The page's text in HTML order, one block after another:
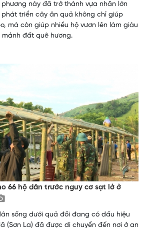
này đã trở thành vựa nhãn lớn
triển cây ăn quả không chỉ giúp
mà còn giúp nhiều hộ vươn lên làm giàu
đất quê hương.
66 hộ dân trước nguy cơ sạt lở ở
sống dưới quả đồi đang có dấu hiệu
(Sơn La) đã được di chuyển đến nơi ở an